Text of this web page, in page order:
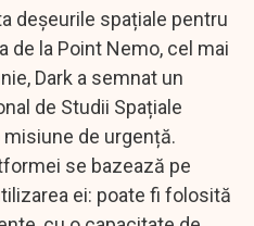
deșeurile spațiale pentru
de la Point Nemo, cel mai
Dark a semnat un
de Studii Spațiale
de urgență.
se bazează pe
ei: poate fi folosită